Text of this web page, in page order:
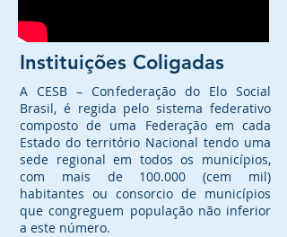
Instituições Coligadas
A CESB – Confederação do Elo Social
Brasil, é regida pelo sistema federativo
composto de uma Federação em cada
Estado do território Nacional tendo uma
sede regional em todos os municípios,
com mais de 100.000 (cem mil)
habitantes ou consorcio de municípios
que congreguem população não inferior
a este número.